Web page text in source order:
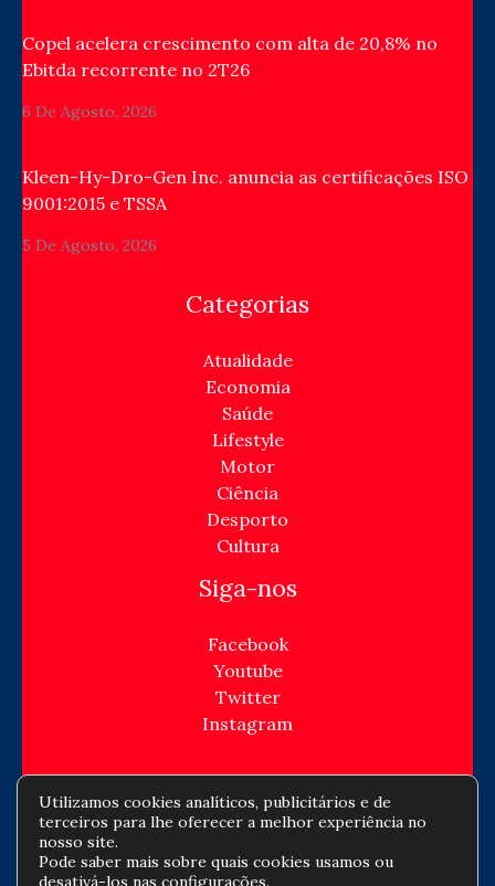
Copel acelera crescimento com alta de 20,8% no
Ebitda recorrente no 2T26
6 De Agosto, 2026
Kleen-Hy-Dro-Gen Inc. anuncia as certificações ISO
9001:2015 e TSSA
5 De Agosto, 2026
Categorias
Atualidade
Economia
Saúde
Lifestyle
Motor
Ciência
Desporto
Cultura
Siga-nos
Facebook
Youtube
Twitter
Instagram
Copyright © Todos os direitos reservados -
jornaldeempresa.com
Utilizamos cookies analíticos, publicitários e de
terceiros para lhe oferecer a melhor experiência no
nosso site.
Pode saber mais sobre quais cookies usamos ou
desativá-los nas configurações.